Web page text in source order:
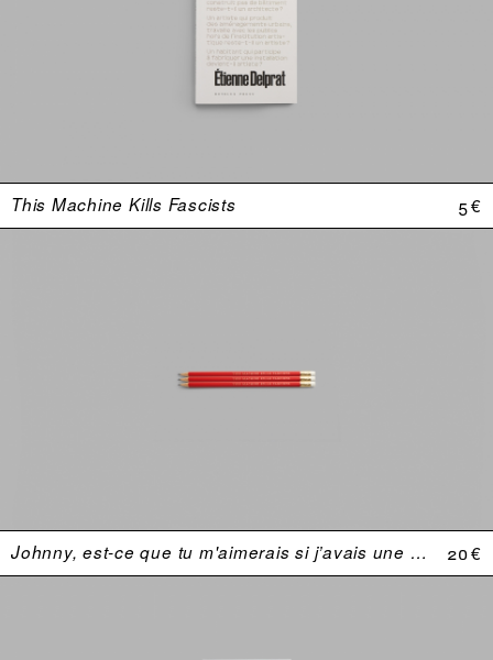
This Machine Kills Fascists 5 €
Johnny, est-ce que tu m'aimerais si j’avais une plus grosse bite ? 20 €